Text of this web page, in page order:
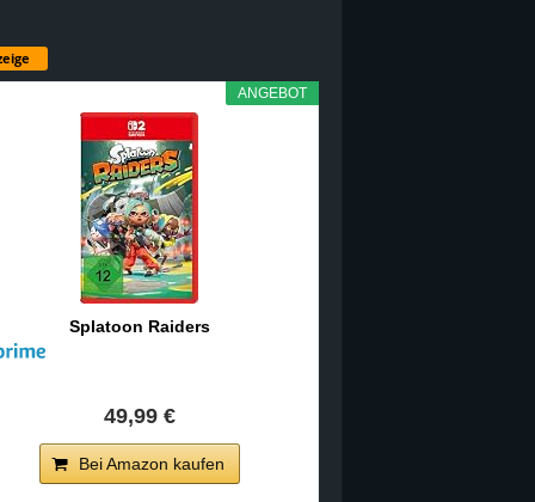
ANGEBOT
Splatoon Raiders
49,99 €
Bei Amazon kaufen